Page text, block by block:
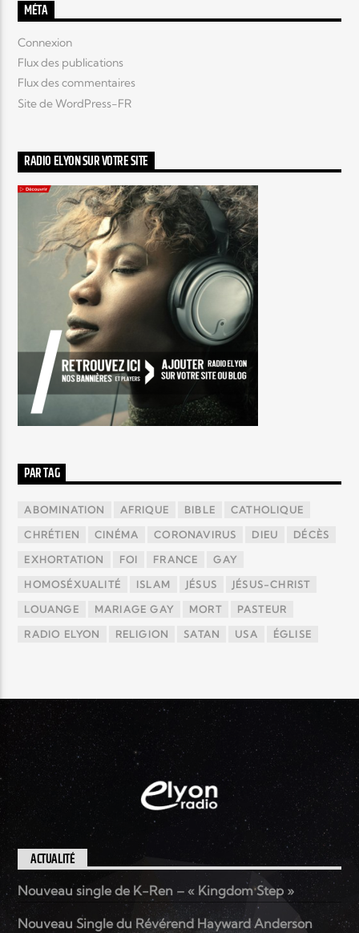
MÉTA
Connexion
Flux des publications
Flux des commentaires
Site de WordPress-FR
RADIO ELYON SUR VOTRE SITE
PAR TAG
ABOMINATION AFRIQUE BIBLE CATHOLIQUE
CHRÉTIEN CINÉMA CORONAVIRUS DIEU DÉCÈS
EXHORTATION FOI FRANCE GAY
HOMOSÉXUALITÉ ISLAM JÉSUS JÉSUS-CHRIST
LOUANGE MARIAGE GAY MORT PASTEUR
RADIO ELYON RELIGION SATAN USA ÉGLISE
ACTUALITÉ
Nouveau single de K-Ren – « Kingdom Step »
Nouveau Single du Révérend Hayward Anderson